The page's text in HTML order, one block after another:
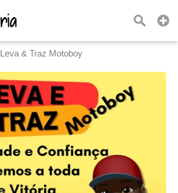
Leva & Traz Motoboy